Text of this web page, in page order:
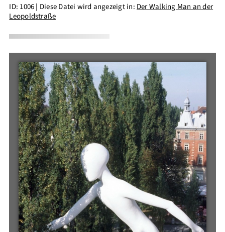
ID: 1006 | Diese Datei wird angezeigt in: Der Walking Man an der
Leopoldstraße